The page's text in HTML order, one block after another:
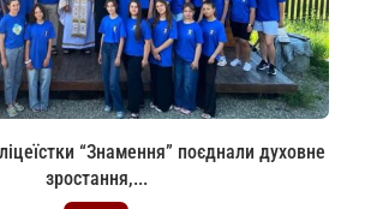
“Знамення” поєднали духовне
зростання,...